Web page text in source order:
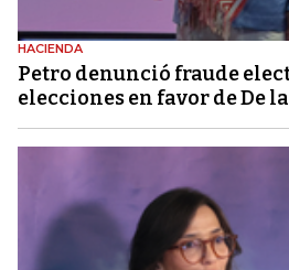
HACIENDA
Petro denunció fraude
elecciones en favor de De